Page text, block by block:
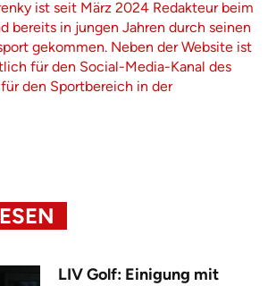
ist seit März 2024 Redakteur beim
bereits in jungen Jahren durch seinen
gekommen. Neben der Website ist
für den Social-Media-Kanal des
den Sportbereich in der
LIV Golf: Einigung mit